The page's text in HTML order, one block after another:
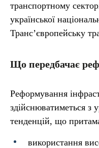
транспортному
української
Транс’європейську
Що передбачає
Реформування
здійснюватиметься з
тенденцій, що
використання